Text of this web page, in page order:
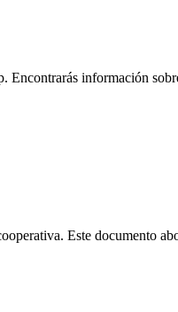
información
Este documento